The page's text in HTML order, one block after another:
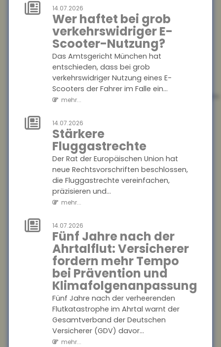
14.07.2026
Wer haftet bei grob
verkehrswidriger E-
Scooter-Nutzung?
Das Amtsgericht München hat
entschieden, dass bei grob
verkehrswidriger Nutzung eines E-
Scooters der Fahrer im Falle ein...
mehr...
14.07.2026
Stärkere
Fluggastrechte
Der Rat der Europäischen Union hat
neue Rechtsvorschriften beschlossen,
die Fluggastrechte vereinfachen,
präzisieren und...
mehr...
14.07.2026
Fünf Jahre nach der
Ahrtalflut: Versicherer
fordern mehr Tempo
bei Prävention und
Klimafolgenanpassung
Fünf Jahre nach der verheerenden
Flutkatastrophe im Ahrtal warnt der
Gesamtverband der Deutschen
Versicherer (GDV) davor...
mehr...
Deutschen Versicherer (GDV)
offenbart: In mehr als 20
Millionen Haushalten m...
mehr...
18.07.2026
Krankenkasse
muss
Rettungshubschrauber-
Urlaub nicht
erstatten
Das Hessische
Landessozialgericht hat
entschieden, dass eine
gesetzliche Krankenkasse die
Kosten für einen
Rettungshubsc...
18.07.2026
Aktionsplan
gegen Steuer-
und
Finanzkriminalität
Im Mittelpunkt des
Aktionsplans zur Bekämpfung
von Steuer- und
Finanzkriminalität stehen die
bessere Vernetzung von